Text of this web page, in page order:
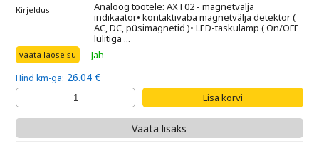
Kirjeldus:
Analoog tootele: AXT02 - magnetvälja
indikaator• kontaktivaba magnetvälja detektor (
AC, DC, püsimagnetid )• LED-taskulamp ( On/OFF
lülitiga ...
vaata laoseisu Jah
Hind km-ga: 26.04 €
Vaata lisaks